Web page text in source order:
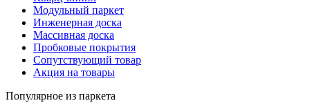
Модульный паркет
Инженерная доска
Массивная доска
Пробковые покрытия
Сопутствующий товар
Акция на товары
Популярное из паркета